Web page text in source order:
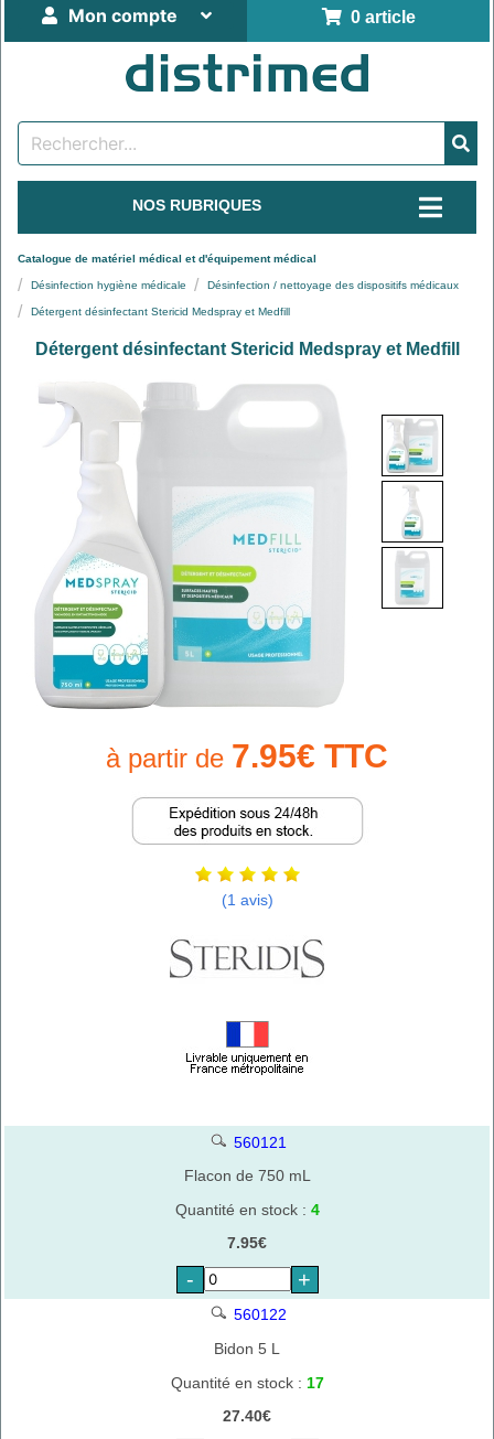
0 article
Mon compte
NOS RUBRIQUES
Catalogue de matériel médical et d'équipement médical
Désinfection hygiène médicale Désinfection / nettoyage des dispositifs médicaux
Détergent désinfectant Stericid Medspray et Medfill
Détergent désinfectant Stericid Medspray et Medfill
à partir de 7.95€ TTC
(1 avis)
560121
Flacon de 750 mL
Quantité en stock : 4
7.95€
- +
560122
Bidon 5 L
Quantité en stock : 17
27.40€